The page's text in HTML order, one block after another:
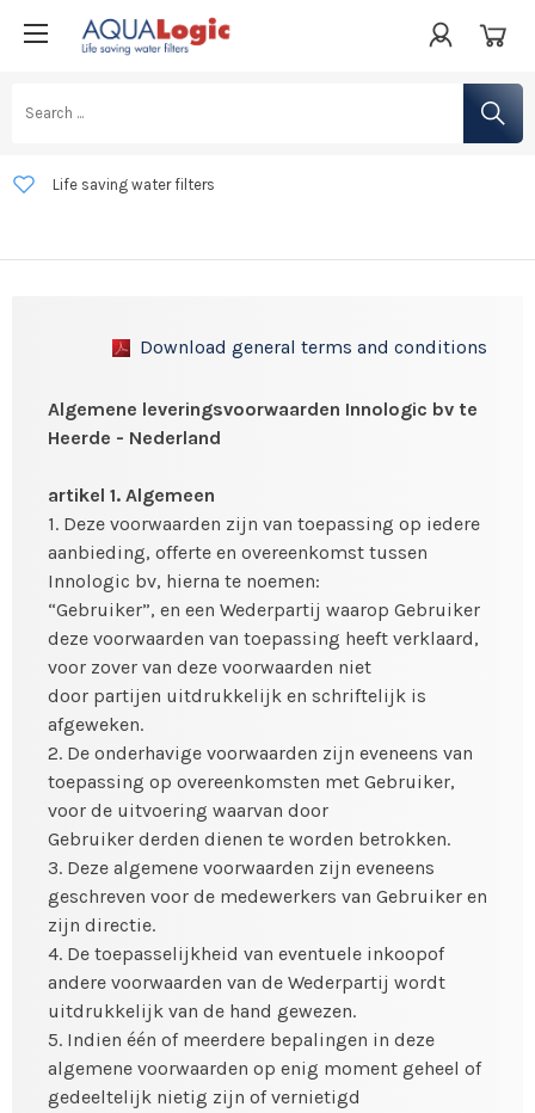
Life saving water filters
Developed in the Netherlands
Download general terms and conditions
Algemene leveringsvoorwaarden Innologic bv te
Heerde - Nederland
artikel 1. Algemeen
1. Deze voorwaarden zijn van toepassing op iedere
aanbieding, offerte en overeenkomst tussen
Innologic bv, hierna te noemen:
“Gebruiker”, en een Wederpartij waarop Gebruiker
deze voorwaarden van toepassing heeft verklaard,
voor zover van deze voorwaarden niet
door partijen uitdrukkelijk en schriftelijk is
afgeweken.
2. De onderhavige voorwaarden zijn eveneens van
toepassing op overeenkomsten met Gebruiker,
voor de uitvoering waarvan door
Gebruiker derden dienen te worden betrokken.
3. Deze algemene voorwaarden zijn eveneens
geschreven voor de medewerkers van Gebruiker en
zijn directie.
4. De toepasselijkheid van eventuele inkoopof
andere voorwaarden van de Wederpartij wordt
uitdrukkelijk van de hand gewezen.
5. Indien één of meerdere bepalingen in deze
algemene voorwaarden op enig moment geheel of
gedeeltelijk nietig zijn of vernietigd